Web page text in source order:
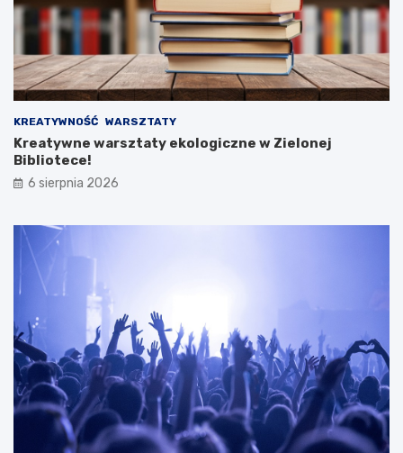
KREATYWNOŚĆ WARSZTATY
Kreatywne warsztaty ekologiczne w Zielonej
Bibliotece!
6 sierpnia 2026